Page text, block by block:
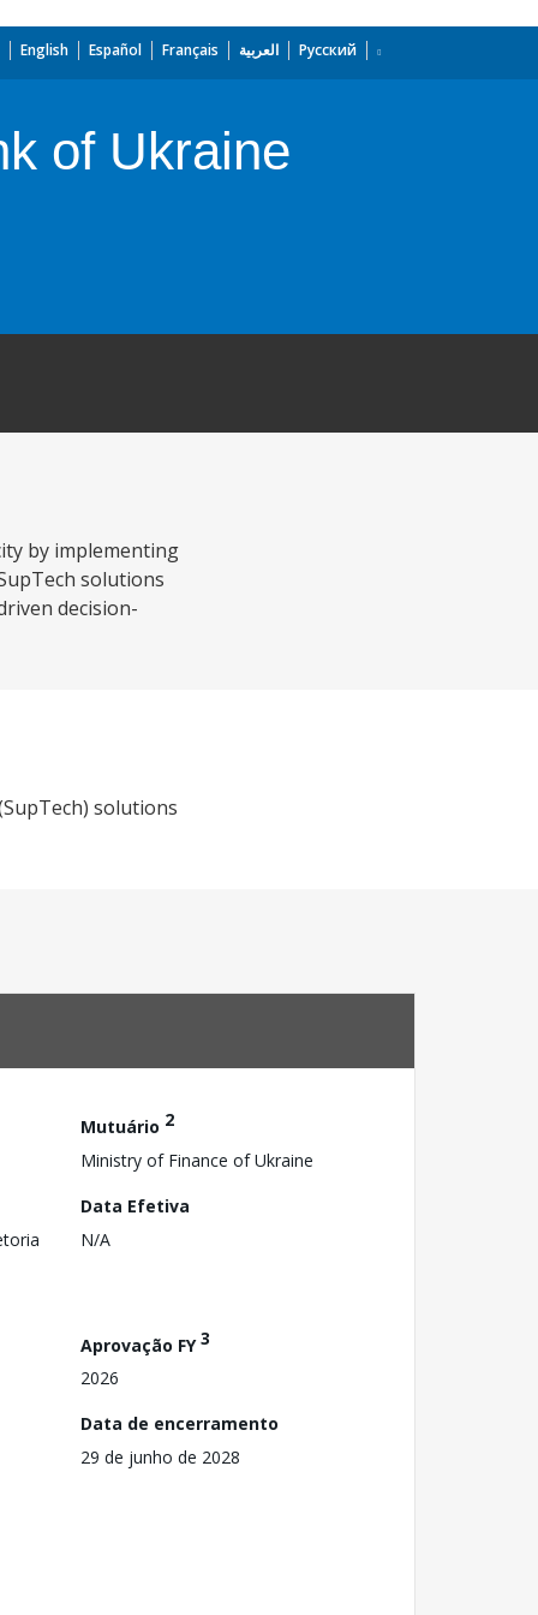
English Español Français العربية Русский
of Ukraine
by implementing
solutions
decision-
solutions
Mutuário 2
Ministry of Finance of Ukraine
Data Efetiva
N/A
Aprovação FY3
2026
Data de encerramento
29 de junho de 2028